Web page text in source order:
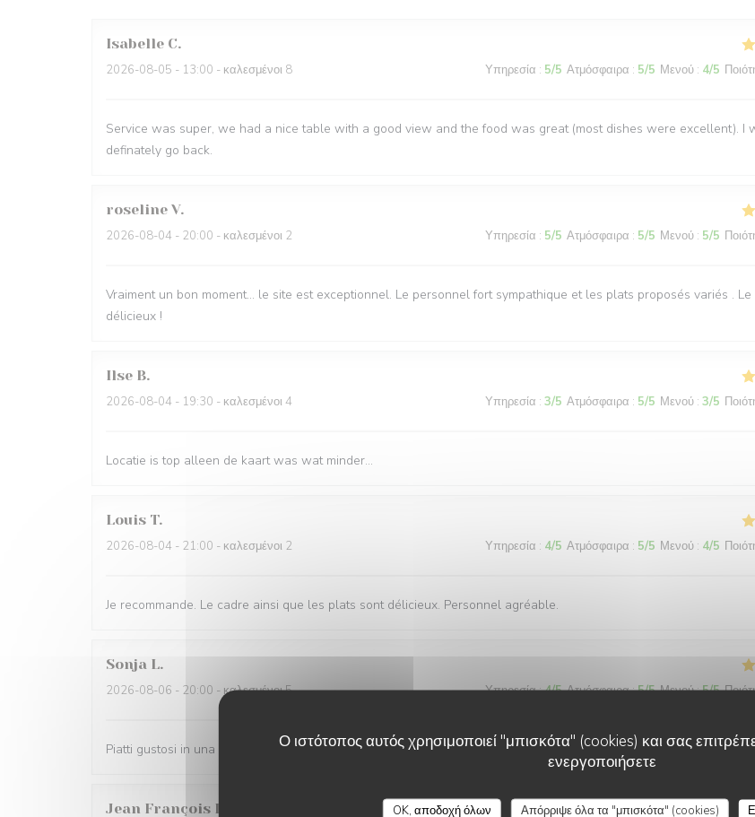
Ο ιστότοπος αυτός χρησιμοποιεί "μπισκότα" (cookies) και σας
ενεργοποιήσετε
OK, αποδοχή όλων Απόρριψε όλα τα "μπισκότα" (cookies)
Isabelle C
2026-08-05 - 13:00 - καλεσμένοι 8 Υπηρεσία : 5/5 Ατμόσφαιρα : 5/5 Μενού : 4/5
Service was super, we had a nice table with a good view and the food was great (most dishes were excellent). I
definately go back.
roseline V
2026-08-04 - 20:00 - καλεσμένοι 2 Υπηρεσία : 5/5 Ατμόσφαιρα : 5/5 Μενού : 5/5
Vraiment un bon moment… le site est exceptionnel. Le personnel fort sympathique et les plats proposés variés . Le
délicieux !
Ilse B
2026-08-04 - 19:30 - καλεσμένοι 4 Υπηρεσία : 3/5 Ατμόσφαιρα : 5/5 Μενού : 3/5
Locatie is top alleen de kaart was wat minder…
Louis T
2026-08-04 - 21:00 - καλεσμένοι 2 Υπηρεσία : 4/5 Ατμόσφαιρα : 5/5 Μενού : 4/5
Je recommande. Le cadre ainsi que les plats sont délicieux. Personnel agréable.
Sonja L
2026-08-06 - 20:00 - καλεσμένοι 5 Υπηρεσία:4/5 Ατμόσφαιρα:5/5 Μενού:5/5
Piatti gustosi in una location molto bella
Jean François L
LA PLAGE DE L'ÎLE D'OR